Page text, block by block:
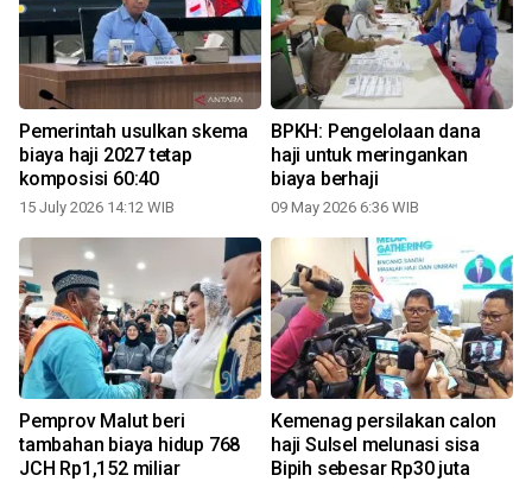
Pemerintah usulkan skema
biaya haji 2027 tetap
komposisi 60:40
15 July 2026 14:12 WIB
BPKH: Pengelolaan dana
haji untuk meringankan
biaya berhaji
09 May 2026 6:36 WIB
Pemprov Malut beri
tambahan biaya hidup 768
JCH Rp1,152 miliar
Kemenag persilakan calon
haji Sulsel melunasi sisa
Bipih sebesar Rp30 juta